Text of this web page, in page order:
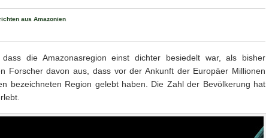
aus Amazonien
dass die Amazonasregion einst dichter besiedelt war, als bisher
Forscher davon aus, dass vor der Ankunft der Europäer Millionen
bezeichneten Region gelebt haben. Die Zahl der Bevölkerung hat